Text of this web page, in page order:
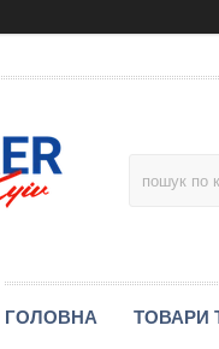
ГОЛОВНА ТОВАРИ